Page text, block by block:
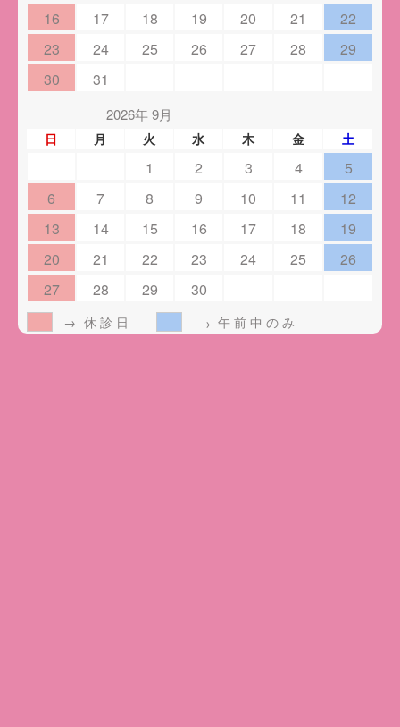
16
17 18 19 20 21
22
23
24 25 26 27 28
29
30
31
2026年 9月
日 月 火 水 木 金 土
1 2 3 4
5
6
7 8 9 10 11
12
13
14 15 16 17 18
19
20
21 22 23 24 25
26
27
28 29 30
休診日 午前中のみ